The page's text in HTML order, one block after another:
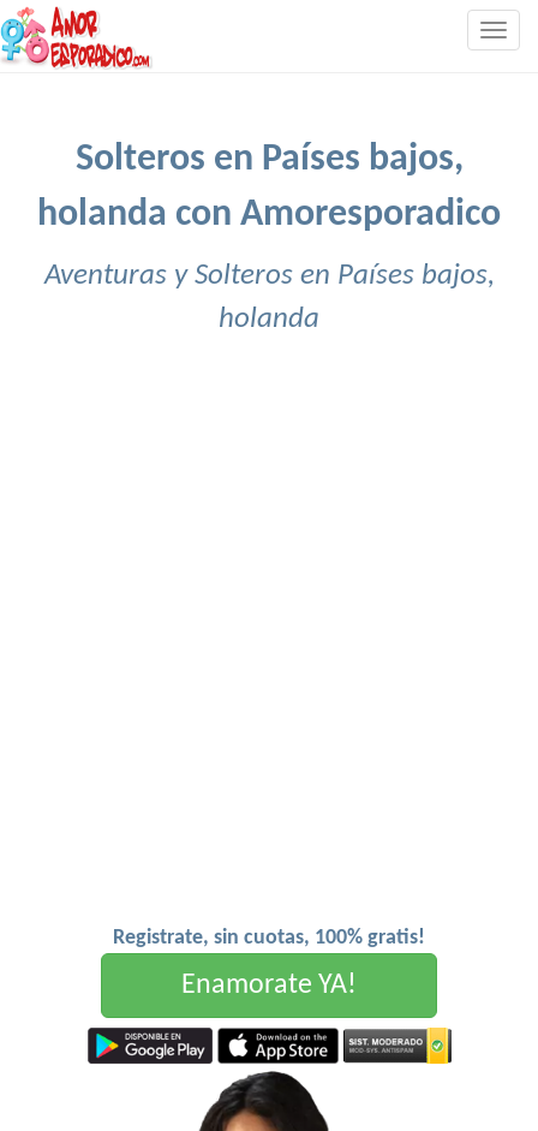
Solteros en Países bajos,
holanda con Amoresporadico
Aventuras y Solteros en Países bajos,
holanda
Registrate, sin cuotas, 100% gratis!
Enamorate YA!